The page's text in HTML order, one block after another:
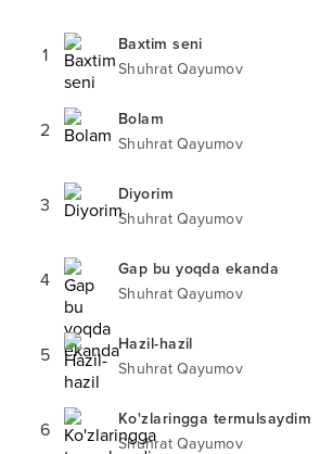
1
Baxtim seni
Shuhrat Qayumov
2
Bolam
Shuhrat Qayumov
3
Diyorim
Shuhrat Qayumov
4
Gap bu yoqda ekanda
Shuhrat Qayumov
5
Hazil-hazil
Shuhrat Qayumov
6
Ko'zlaringga termulsaydim
Shuhrat Qayumov